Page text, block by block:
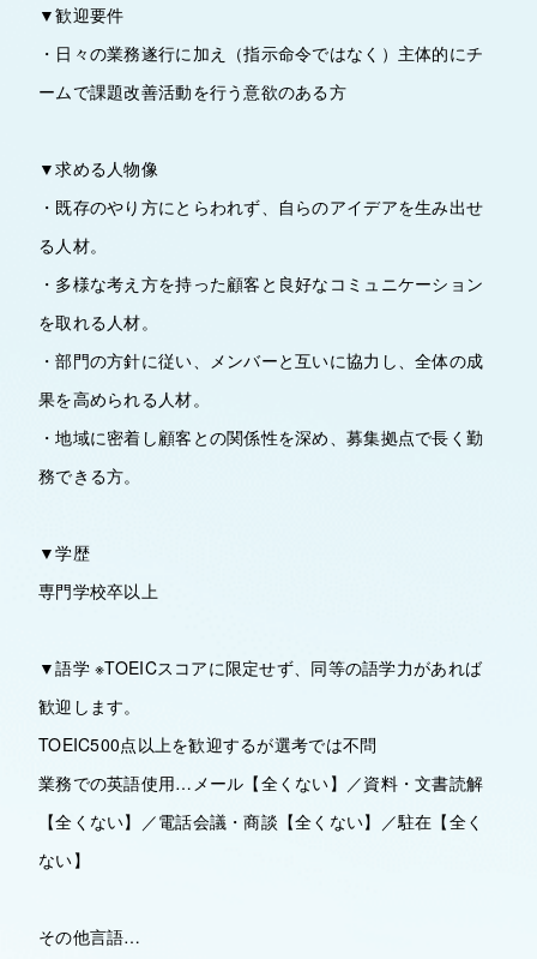
▼歓迎要件
・日々の業務遂行に加え（指示命令ではなく）主体的にチ
ームで課題改善活動を行う意欲のある方
▼求める人物像
・既存のやり方にとらわれず、自らのアイデアを生み出せ
る人材。
・多様な考え方を持った顧客と良好なコミュニケーション
を取れる人材。
・部門の方針に従い、メンバーと互いに協力し、全体の成
果を高められる人材。
・地域に密着し顧客との関係性を深め、募集拠点で長く勤
務できる方。
▼学歴
専門学校卒以上
▼語学 ※TOEICスコアに限定せず、同等の語学力があれば
歓迎します。
TOEIC500点以上を歓迎するが選考では不問
業務での英語使用…メール【全くない】／資料・文書読解
【全くない】／電話会議・商談【全くない】／駐在【全く
ない】
その他言語…